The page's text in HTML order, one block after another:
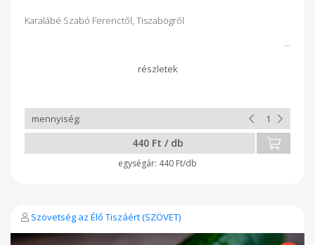
Karalábé Szabó Ferenctől, Tiszabögről
440 Ft / db
440 Ft/db
Szövetség az Élő Tiszáért (SZÖVET)